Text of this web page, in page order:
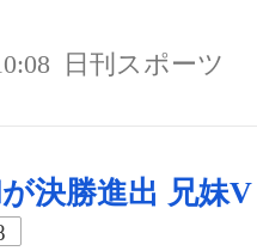
日刊スポーツ
決勝進出 兄妹V